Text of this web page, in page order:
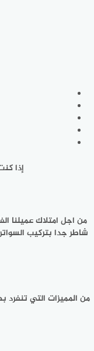
إذا
من اجل امتلاك عميلنا
شاطر جدا بتركيب
من المميزات التي تنفرد